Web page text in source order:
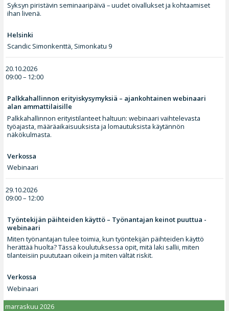
Syksyn piristävin seminaaripäivä – uudet oivallukset ja kohtaamiset
ihan livenä.
Helsinki
Scandic Simonkenttä, Simonkatu 9
20.10.2026
09:00 – 12:00
Palkkahallinnon erityiskysymyksiä – ajankohtainen webinaari
alan ammattilaisille
Palkkahallinnon erityistilanteet haltuun: webinaari vaihtelevasta
työajasta, määräaikaisuuksista ja lomautuksista käytännön
näkökulmasta.
Verkossa
Webinaari
29.10.2026
09:00 – 12:00
Työntekijän päihteiden käyttö – Työnantajan keinot puuttua -
webinaari
Miten työnantajan tulee toimia, kun työntekijän päihteiden käyttö
herättää huolta? Tässä koulutuksessa opit, mitä laki sallii, miten
tilanteisiin puututaan oikein ja miten vältät riskit.
Verkossa
Webinaari
marraskuu 2026